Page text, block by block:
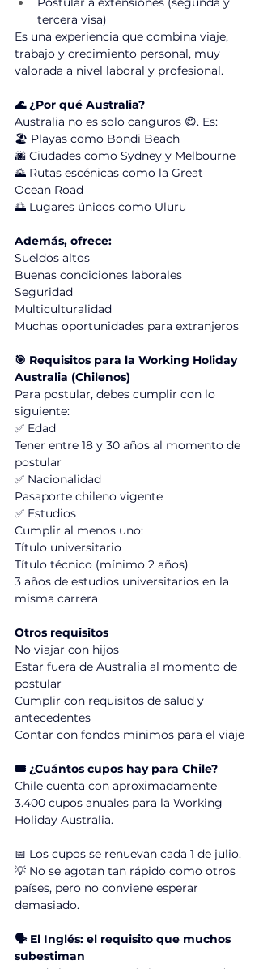
tercera visa)
Es una experiencia que combina viaje,
trabajo y crecimiento personal, muy
valorada a nivel laboral y profesional.
🌊 ¿Por qué Australia?
Australia no es solo canguros 😄. Es:
🏖️ Playas como Bondi Beach
🌆 Ciudades como Sydney y Melbourne
🌄 Rutas escénicas como la Great
Ocean Road
🌅 Lugares únicos como Uluru
Además, ofrece:
Sueldos altos
Buenas condiciones laborales
Seguridad
Multiculturalidad
Muchas oportunidades para extranjeros
🎯 Requisitos para la Working Holiday
Australia (Chilenos)
Para postular, debes cumplir con lo
siguiente:
✅ Edad
Tener entre 18 y 30 años al momento de
postular
✅ Nacionalidad
Pasaporte chileno vigente
✅ Estudios
Cumplir al menos uno:
Título universitario
Título técnico (mínimo 2 años)
3 años de estudios universitarios en la
misma carrera
Otros requisitos
No viajar con hijos
Estar fuera de Australia al momento de
postular
Cumplir con requisitos de salud y
antecedentes
Contar con fondos mínimos para el viaje
🎟️ ¿Cuántos cupos hay para Chile?
Chile cuenta con aproximadamente
3.400 cupos anuales para la Working
Holiday Australia.
📅 Los cupos se renuevan cada 1 de julio.
💡 No se agotan tan rápido como otros
países, pero no conviene esperar
demasiado.
🗣️ El Inglés: el requisito que muchos
subestiman